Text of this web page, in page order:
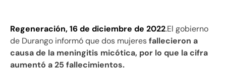
Regeneración, 16 de diciembre de 2022.El gobierno
de Durango informó que dos mujeresfallecieron a
causa de la meningitis micótica, por lo que la cifra
aumentó a 25 fallecimientos.